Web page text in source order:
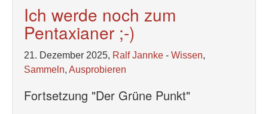
Ich werde noch zum
Pentaxianer ;-)
21. Dezember 2025, Ralf Jannke - Wissen,
Sammeln, Ausprobieren
Fortsetzung "Der Grüne Punkt"